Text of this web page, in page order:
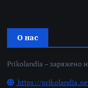
О нас
Prikolandia – заряжено
https://